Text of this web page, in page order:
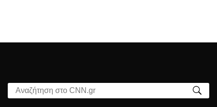
Αναζήτηση στο CNN.gr